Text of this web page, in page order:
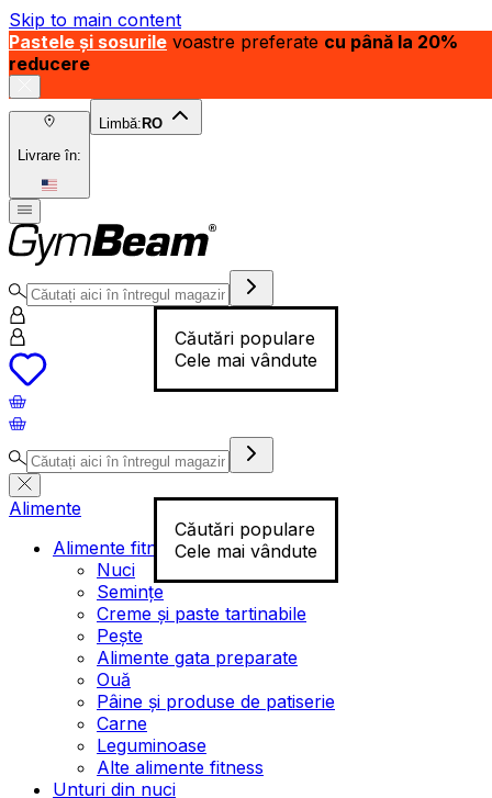
Skip to main content
Pastele și sosurile voastre preferate cu până la 20%
reducere
Livrare în:
Limbă: RO
Căutări populare
Cele mai vândute
Căutări populare
Cele mai vândute
Alimente
Alimente fitness
Nuci
Semințe
Creme și paste tartinabile
Pește
Alimente gata preparate
Ouă
Pâine și produse de patiserie
Carne
Leguminoase
Alte alimente fitness
Unturi din nuci